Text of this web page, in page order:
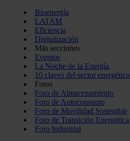
Bioenergía
LATAM
Eficiencia
Digitalización
Más secciones
Eventos
La Noche de la Energía
10 claves del sector energético
Foros
Foro de Almacenamiento
Foro de Autoconsumo
Foro de Movilidad Sostenible
Foro de Transición Energética
Foro Industrial